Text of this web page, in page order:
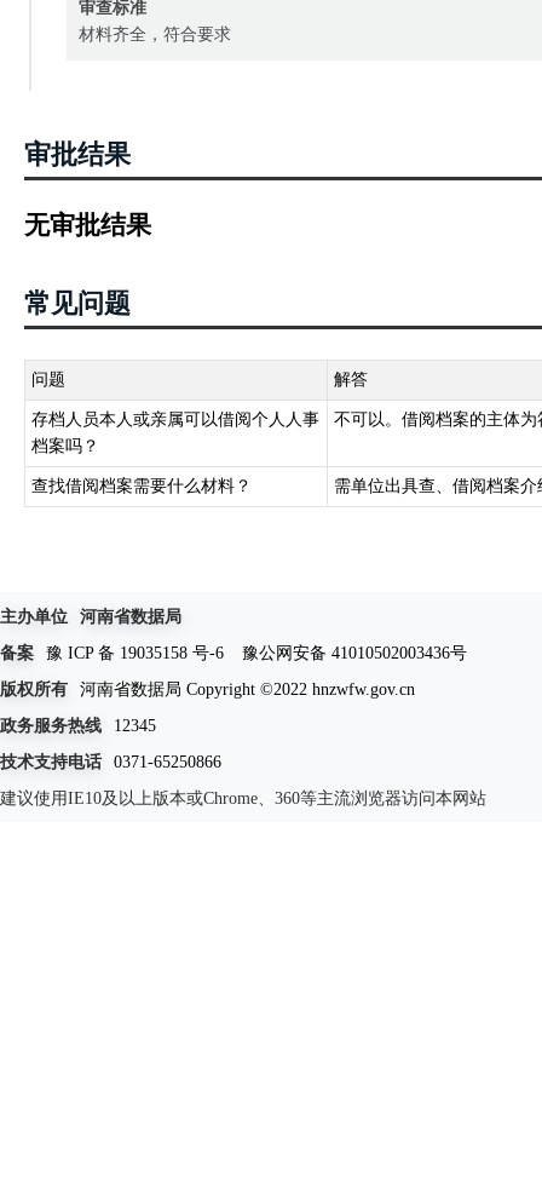
审查标准
材料齐全，符合要求
审批结果
无审批结果
常见问题
问题 解答
存档人员本人或亲属可以借阅个人人事
档案吗？
不可以。借阅档案的主体
查找借阅档案需要什么材料？ 需单位出具查、借阅档案
主办单位
河南省数据局
备案
豫 ICP 备 19035158 号-6
豫公网安备 41010502003436号
版权所有
河南省数据局 Copyright ©2022 hnzwfw.gov.cn
政务服务热线
12345
技术支持电话
0371-65250866
建议使用IE10及以上版本或Chrome、360等主流浏览器访问本网站